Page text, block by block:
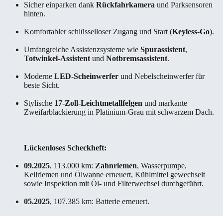
Sicher einparken dank Rückfahrkamera und Parksensoren
hinten.
Komfortabler schlüsselloser Zugang und Start (Keyless-Go).
Umfangreiche Assistenzsysteme wie Spurassistent,
Totwinkel-Assistent und Notbremsassistent.
Moderne LED-Scheinwerfer und Nebelscheinwerfer für
beste Sicht.
Stylische 17-Zoll-Leichtmetallfelgen und markante
Zweifarblackierung in Platinium-Grau mit schwarzem Dach.
Lückenloses Scheckheft:
09.2025, 113.000 km: Zahnriemen, Wasserpumpe,
Keilriemen und Ölwanne erneuert, Kühlmittel gewechselt
sowie Inspektion mit Öl- und Filterwechsel durchgeführt.
05.2025, 107.385 km: Batterie erneuert.